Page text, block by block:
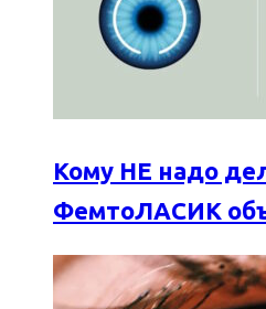
Кому НЕ надо
ФемтоЛАСИК